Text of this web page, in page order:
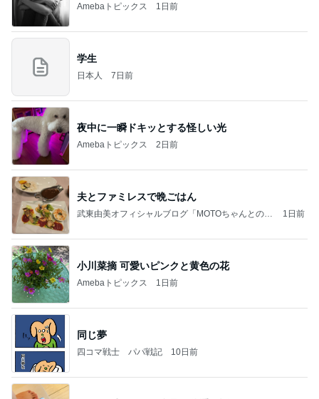
Amebaトピックス 1日前
学生
日本人 7日前
夜中に一瞬ドキッとする怪しい光
Amebaトピックス 2日前
夫とファミレスで晩ごはん
武東由美オフィシャルブログ「MOTOちゃんとのは
1日前
小川菜摘 可愛いピンクと黄色の花
Amebaトピックス 1日前
同じ夢
四コマ戦士 パパ戦記 10日前